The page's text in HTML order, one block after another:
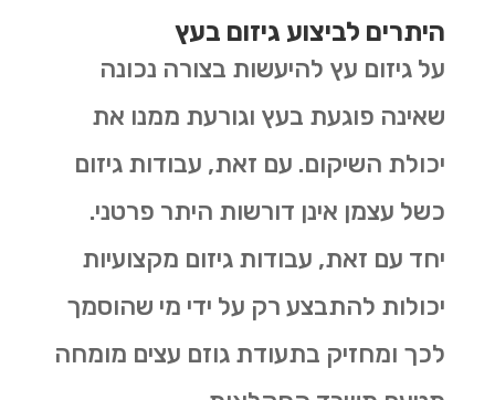
היתרים לביצוע גיזום בעץ
על גיזום עץ להיעשות בצורה נכונה
שאינה פוגעת בעץ וגורעת ממנו את
יכולת השיקום. עם זאת, עבודות גיזום
כשל עצמן אינן דורשות היתר פרטני.
יחד עם זאת, עבודות גיזום מקצועיות
יכולות להתבצע רק על ידי מי שהוסמך
לכך ומחזיק בתעודת גוזם עצים מומחה